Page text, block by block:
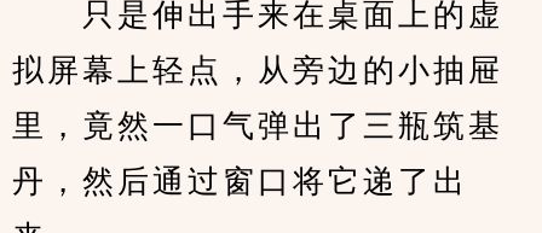
只是伸出手来在桌面上的虚
拟屏幕上轻点，从旁边的小抽屉
里，竟然一口气弹出了三瓶筑基
丹，然后通过窗口将它递了出